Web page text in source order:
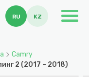
RU KZ
Camry
2 (2017 – 2018)